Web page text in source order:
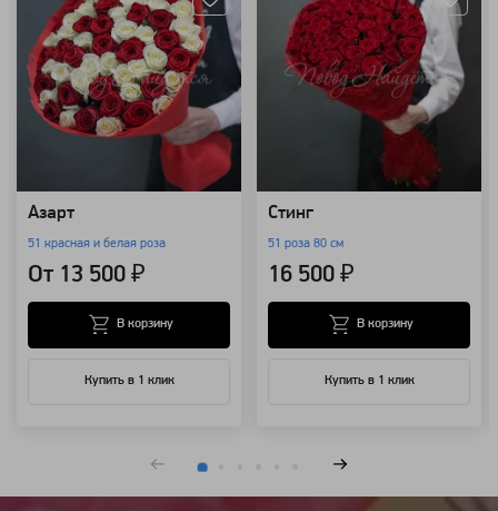
Азарт
51 красная и белая роза
От 13 500 ₽
Купить в 1 клик
В корзину
Стинг
51 роза 80 см
16 500 ₽
Купить в 1 клик
В корзину